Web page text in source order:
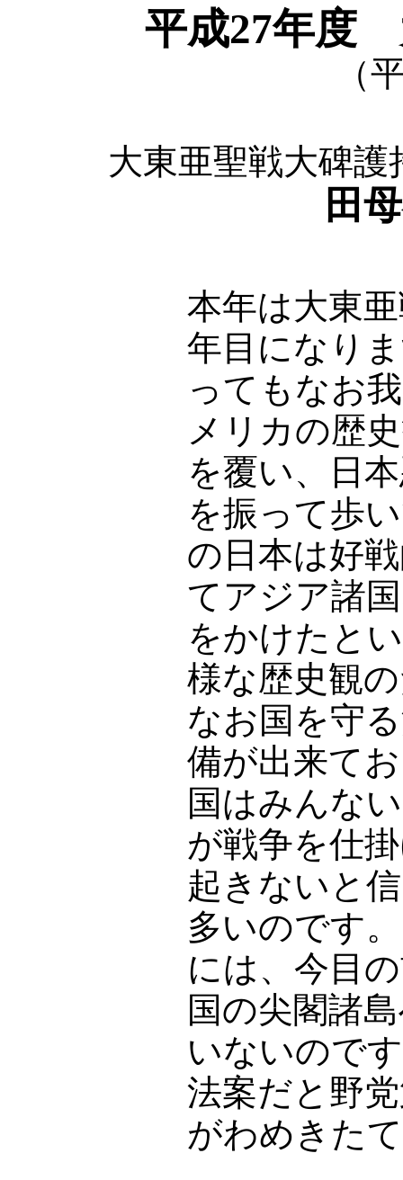
平成27年度
（
大東亜聖戦大碑
田
本年は大東
年目になり
ってもなお
メリカの歴
を覆い、日
を振って歩
の日本は好
てアジア諸
をかけたと
様な歴史観
なお国を守
備が出来て
国はみんな
が戦争を仕
起きないと
多いのです
には、今目
国の尖閣諸
いないので
法案だと野
がわめきた